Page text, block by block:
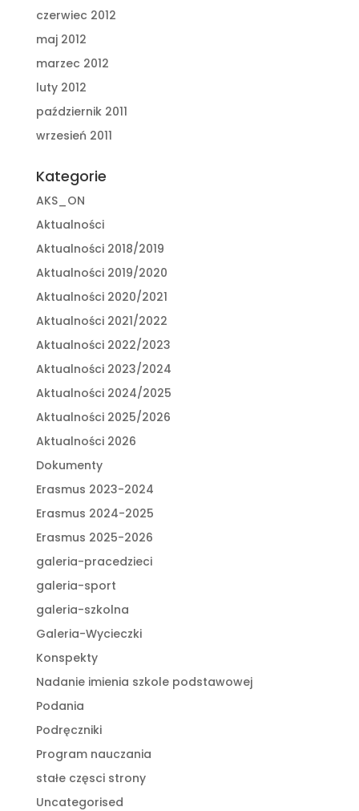
czerwiec 2012
maj 2012
marzec 2012
luty 2012
październik 2011
wrzesień 2011
Kategorie
AKS_ON
Aktualności
Aktualności 2018/2019
Aktualności 2019/2020
Aktualności 2020/2021
Aktualności 2021/2022
Aktualności 2022/2023
Aktualności 2023/2024
Aktualności 2024/2025
Aktualności 2025/2026
Aktualności 2026
Dokumenty
Erasmus 2023-2024
Erasmus 2024-2025
Erasmus 2025-2026
galeria-pracedzieci
galeria-sport
galeria-szkolna
Galeria-Wycieczki
Konspekty
Nadanie imienia szkole podstawowej
Podania
Podręczniki
Program nauczania
stałe częsci strony
Uncategorised